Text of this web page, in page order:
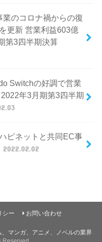
業のコロナ禍からの復
更新 営業利益603億
第3四半期決算
Switchの好調で営業
年3月期第3四半期
ピネットと共同EC事
2022.02.02
シー お問い合わせ
マンガ、アニメ、ノベルの業界